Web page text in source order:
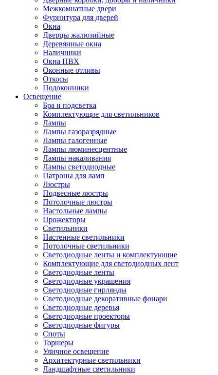
Межкомнатные двери
Фурнитура для дверей
Окна
Дверцы жалюзийные
Деревянные окна
Наличники
Окна ПВХ
Оконные отливы
Откосы
Подоконники
Освещение
Бра и подсветка
Комплектующие для светильников
Лампы
Лампы газоразрядные
Лампы галогенные
Лампы люминесцентные
Лампы накаливания
Лампы светодиодные
Патроны для ламп
Люстры
Подвесные люстры
Потолочные люстры
Настольные лампы
Прожекторы
Светильники
Настенные светильники
Потолочные светильники
Светодиодные ленты и комплектующие
Комплектующие для светодиодных лент
Светодиодные ленты
Светодиодные украшения
Светодиодные гирлянды
Светодиодные декоративные фонари
Светодиодные деревья
Светодиодные проекторы
Светодиодные фигуры
Споты
Торшеры
Уличное освещение
Архитектурные светильники
Ландшафтные светильники